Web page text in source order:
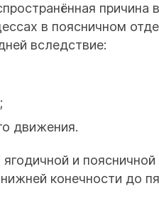
в поясничном
вследствие:
движения.
ягодичной и
конечности до